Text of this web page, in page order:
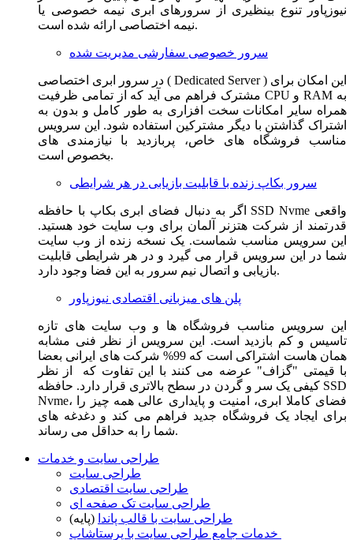
نیوزپاور تنوع بینظیری از سرورهای ابری نیمه خصوصی یا
نیمه اختصاصی ارائه شده است.
سرور خصوصی سفارشی مدیریت شده
در سرور ابری اختصاصی ( Dedicated Server ) این امکان برای
مشترک فراهم می آید که از تمامی ظرفیت CPU و RAM به
همراه سایر امکانات سخت افزاری به طور کامل و بدون به
اشتراک گذاشتن با دیگر مشترکین استفاده شود. این سرویس
مناسب فروشگاه های خاص، پربازدید با نیازمندی های
بخصوص است.
سرور بکاپ زنده با قابلیت بازیابی در هر شرایطی
اگر به دنبال فضای ابری بکاپ با حافظه SSD Nvme واقعی
قدرتمند از شرکت هتزنر آلمان برای وب سایت خود هستید.
این سرویس مناسب شماست. یک نسخه زنده از وب سایت
شما در این سرویس قرار می گیرد و در هر شرایطی قابلیت
بازیابی و اتصال نیم سرور به این فضا وجود دارد.
پلن های میزبانی اقتصادی نیوزپاور
این سرویس مناسب فروشگاه ها و وب سایت های تازه
تاسیس و کم بازدید است. این سرویس از نظر فنی مشابه
همان هاست اشتراکی است که 99% شرکت های ایرانی بعضا
با قیمتی "گزاف" عرضه می کنند با این تفاوت که از نظر
کیفی یک سر و گردن در سطح بالاتری قرار دارد. حافظه SSD
Nvme، فضای کاملا ابری، امنیت و پایداری عالی همه چیز را
برای ایجاد یک فروشگاه جدید فراهم می کند و دغدغه های
شما را به حداقل می رساند.
طراحی سایت و خدمات
طراحی سایت
طراحی سایت اقتصادی
طراحی سایت تک صفحه ای
طراحی سایت با قالب پاندا (پایه)